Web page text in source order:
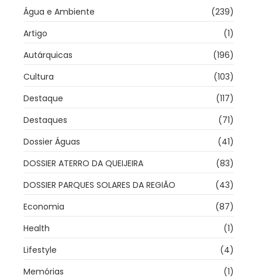
Água e Ambiente
(239)
Artigo
(1)
Autárquicas
(196)
Cultura
(103)
Destaque
(117)
Destaques
(71)
Dossier Águas
(41)
DOSSIER ATERRO DA QUEIJEIRA
(83)
DOSSIER PARQUES SOLARES DA REGIÃO
(43)
Economia
(87)
Health
(1)
Lifestyle
(4)
Memórias
(1)